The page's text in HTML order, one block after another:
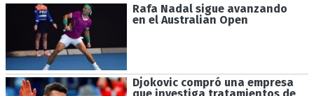
Rafa Nadal sigue avanzando
en el Australian Open
Djokovic compró una empresa